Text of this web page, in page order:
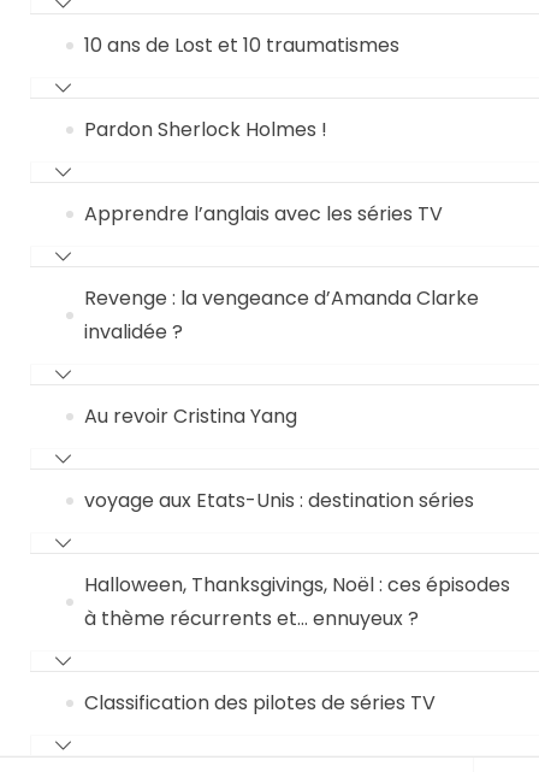
10 ans de Lost et 10 traumatismes
Pardon Sherlock Holmes !
Apprendre l’anglais avec les séries TV
Revenge : la vengeance d’Amanda Clarke
invalidée ?
Au revoir Cristina Yang
voyage aux Etats-Unis : destination séries
Halloween, Thanksgivings, Noël : ces épisodes
à thème récurrents et… ennuyeux ?
Classification des pilotes de séries TV